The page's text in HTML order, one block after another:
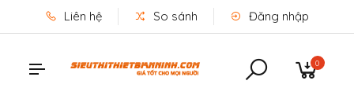
Liên hệ So sánh Đăng nhập
0